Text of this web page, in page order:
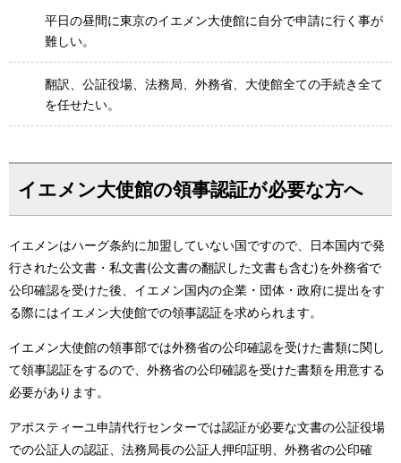
平日の昼間に東京のイエメン大使館に自分で申請に行く事が
難しい。
翻訳、公証役場、法務局、外務省、大使館全ての手続き全て
を任せたい。
イエメン大使館の領事認証が必要な方へ
イエメンはハーグ条約に加盟していない国ですので、日本国内で発
行された公文書・私文書(公文書の翻訳した文書も含む)を外務省で
公印確認を受けた後、イエメン国内の企業・団体・政府に提出をす
る際にはイエメン大使館での領事認証を求められます。
イエメン大使館の領事部では外務省の公印確認を受けた書類に関し
て領事認証をするので、外務省の公印確認を受けた書類を用意する
必要があります。
アポスティーユ申請代行センターでは認証が必要な文書の公証役場
での公証人の認証、法務局長の公証人押印証明、外務省の公印確